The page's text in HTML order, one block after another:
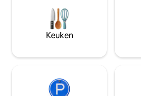
het beste voor een stel dat een beetje
wilde en meer natuurlijke ervaringen
waardeert, die meer waarde hechten
aan authenticiteit dan comfort. Geen
zijn.
Keuken